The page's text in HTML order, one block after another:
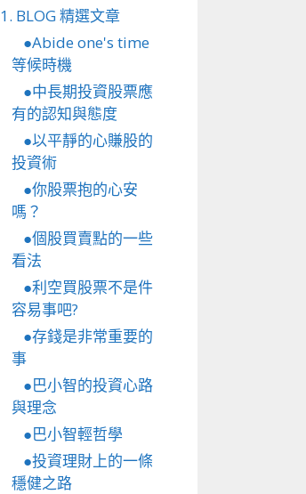
1. BLOG 精選文章
●Abide one's time
等候時機
●中長期投資股票應
有的認知與態度
●以平靜的心賺股的
投資術
●你股票抱的心安
嗎？
●個股買賣點的一些
看法
●利空買股票不是件
容易事吧?
●存錢是非常重要的
事
●巴小智的投資心路
與理念
●巴小智輕哲學
●投資理財上的一條
穩健之路